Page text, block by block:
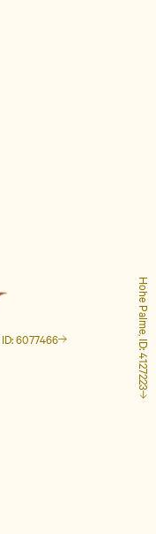
6077466 Hohe Palme, ID: 4127223